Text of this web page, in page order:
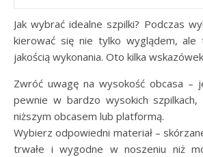
Jak wybrać idealne szpilki? Podczas
kierować się nie tylko wyglądem, ale
jakością wykonania. Oto kilka
Zwróć uwagę na wysokość obcasa –
pewnie w bardzo wysokich
niższym obcasem lub platformą.
Wybierz odpowiedni materiał –
trwałe i wygodne w noszeniu niż